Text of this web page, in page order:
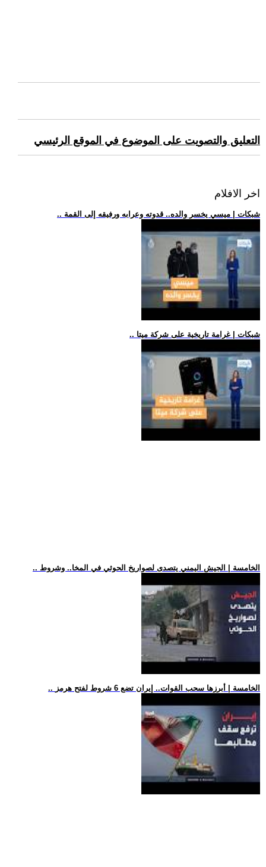
التعليق والتصويت على الموضوع في الموقع الرئيسي
اخر الافلام
.. شبكات | ميسي يخسر والده.. قدوته وعرابه ورفيقه إلى القمة
.. شبكات | غرامة تاريخية على شركة ميتا
.. الخامسة | الجيش اليمني يتصدى لصواريخ الحوثي في المخا.. وشروط
.. الخامسة | أبرزها سحب القوات.. إيران تضع 6 شروط لفتح هرمز